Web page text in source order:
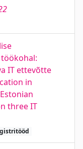
IT ettevõtte
in
three IT